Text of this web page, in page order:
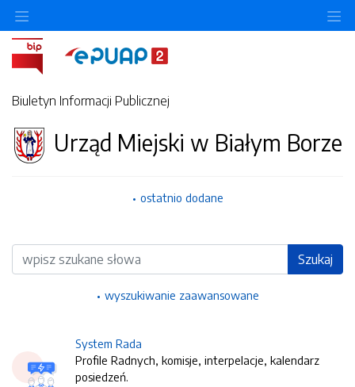
Biuletyn Informacji Publicznej
Urząd Miejski w Białym Borze
ostatnio dodane
Wyszukiwarka Szukaj
wyszukiwanie zaawansowane
System Rada
Profile Radnych, komisje, interpelacje, kalendarz
posiedzeń.